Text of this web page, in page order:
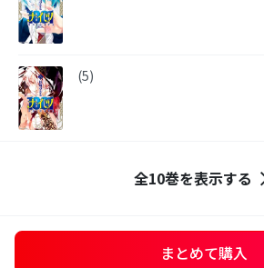
(5)
全10巻を表示する
まとめて購入